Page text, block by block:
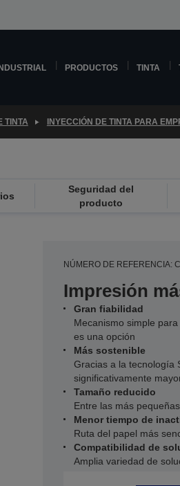
PRODUCTOS TINTA
TINTA INYECCIÓN DE TINTA PARA
Seguridad del
producto
NÚMERO DE REFERENCIA:
Impresión
Gran fiabilidad
Mecanismo simple
es una opción
Más sostenible
Gracias a la tecnología
significativamente
Tamaño reducido
Entre las más
Menor tiempo de
Ruta del papel más
Compatibilidad de
Amplia variedad de